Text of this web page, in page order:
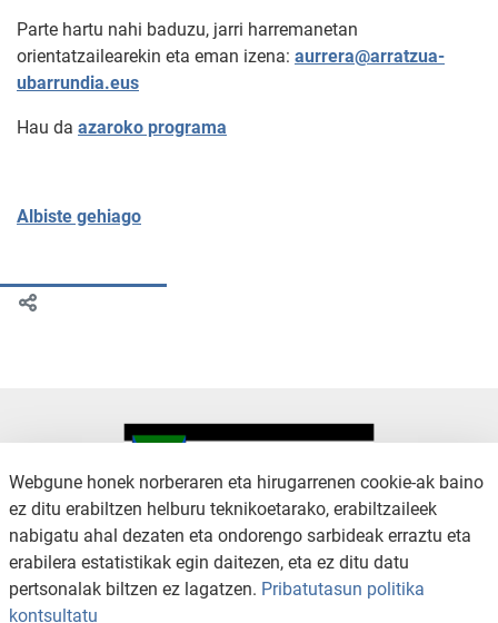
Parte hartu nahi baduzu, jarri harremanetan
orientatzailearekin eta eman izena: aurrera@arratzua-
ubarrundia.eus
Hau da azaroko programa
Albiste gehiago
KONTAKTUA
LEGE OHARRA
SALAKETA KANALA
PRIBATUTASUN POLITIKA
Webgune honek norberaren eta hirugarrenen cookie-ak baino
ez ditu erabiltzen helburu teknikoetarako, erabiltzaileek
nabigatu ahal dezaten eta ondorengo sarbideak erraztu eta
erabilera estatistikak egin daitezen, eta ez ditu datu
pertsonalak biltzen ez lagatzen. Pribatutasun politika
kontsultatu